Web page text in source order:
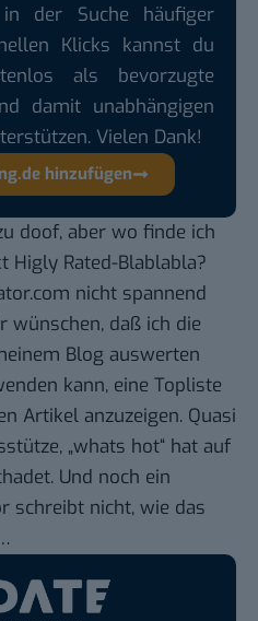
der Suche häufiger
Klicks kannst du
als bevorzugte
damit unabhängigen
Vielen Dank!
hinzufügen
doof, aber wo finde ich
Higly Rated-Blablabla?
nicht spannend
daß ich die
Blog auswerten
kann, eine Topliste
Artikel anzuzeigen. Quasi
„whats hot“ hat auf
Und noch ein
schreibt nicht, wie das